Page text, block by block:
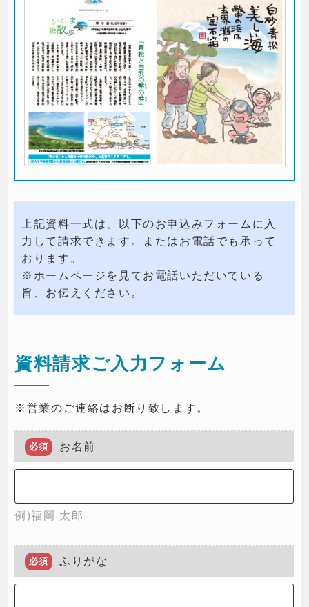
上記資料一式は、以下のお申込みフォームに入
力して請求できます。またはお電話でも承って
おります。
※ホームページを見てお電話いただいている
旨、お伝えください。
資料請求ご入力フォーム
※営業のご連絡はお断り致します。
お名前
必須
例)福岡 太郎
ふりがな
必須